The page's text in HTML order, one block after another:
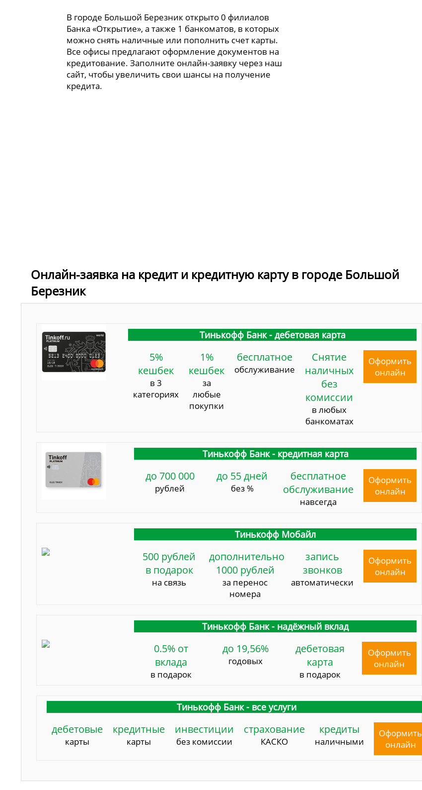
В городе Большой Березник открыто 0 филиалов
Банка «Открытие», а также 1 банкоматов, в которых
можно снять наличные или пополнить счет карты.
Все офисы предлагают оформление документов на
кредитование. Заполните онлайн-заявку через наш
сайт, чтобы увеличить свои шансы на получение
кредита.
Онлайн-заявка на кредит и кредитную карту в городе Большой
Березник
Тинькофф Банк - дебетовая карта
5%
кешбек
в 3
категориях
1%
кешбек
за
любые
покупки
бесплатное
обслуживание
Снятие
наличных
без
комиссии
в любых
банкоматах
Оформить
онлайн
Тинькофф Банк - кредитная карта
до 700 000
рублей
до 55 дней
без %
бесплатное
обслуживание
навсегда
Оформить
онлайн
Тинькофф Мобайл
500 рублей
в подарок
на связь
дополнительно
1000 рублей
за перенос
номера
запись
звонков
автоматически
Оформить
онлайн
Тинькофф Банк - надёжный вклад
0.5% от
вклада
в подарок
до 19,56%
годовых
дебетовая
карта
в подарок
Оформить
онлайн
Тинькофф Банк - все услуги
дебетовые
карты
кредитные
карты
инвестиции
без комиссии
страхование
КАСКО
кредиты
наличными
Оформить
онлайн